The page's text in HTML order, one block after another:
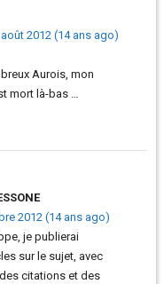
2012 (14 ans ago)
Aurois, mon
mort là-bas …
2012 (14 ans ago)
je publierai
sur le sujet, avec
citations et des